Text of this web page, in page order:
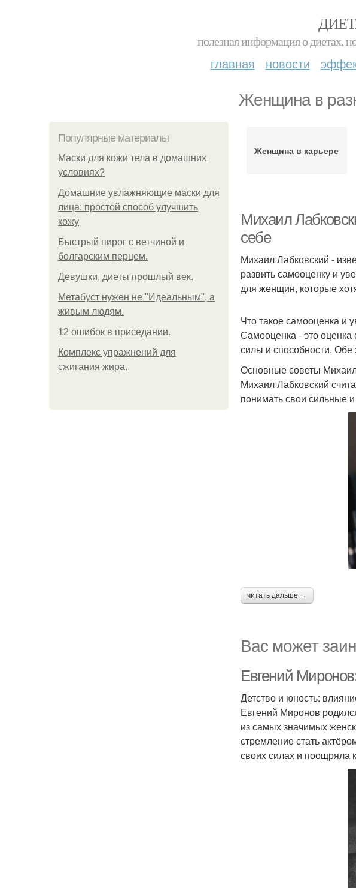
полезная информация о диетах,
главная новости
Женщина в
Популярные материалы
Маски для кожи тела в домашних
условиях?
Домашние увлажняющие маски для
лица: простой способ улучшить
кожу
Быстрый пирог с ветчиной и
болгарским перцем.
Девушки, диеты прошлый век.
Метабуст нужен не "Идеальным", а
живым людям.
12 ошибок в приседании.
Комплекс упражнений для
сжигания жира.
Женщина в карьере
Михаил
себе
Михаил Лабковский -
развить самооценку и
для женщин, которые
Что такое самооценка и
Самооценка - это оценка
силы и способности. Обе
Основные советы
Михаил Лабковский
понимать свои сильные
читать дальше →
Вас может
Евгений
Детство и юность:
Евгений Миронов
из самых значимых
стремление стать
своих силах и поощряла